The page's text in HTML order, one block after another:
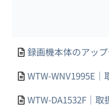
録画機本体のアッ
WTW-WNV1995E｜
WTW-DA1532F｜取